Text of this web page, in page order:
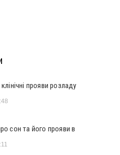
прояви розладу
сон та його прояви в